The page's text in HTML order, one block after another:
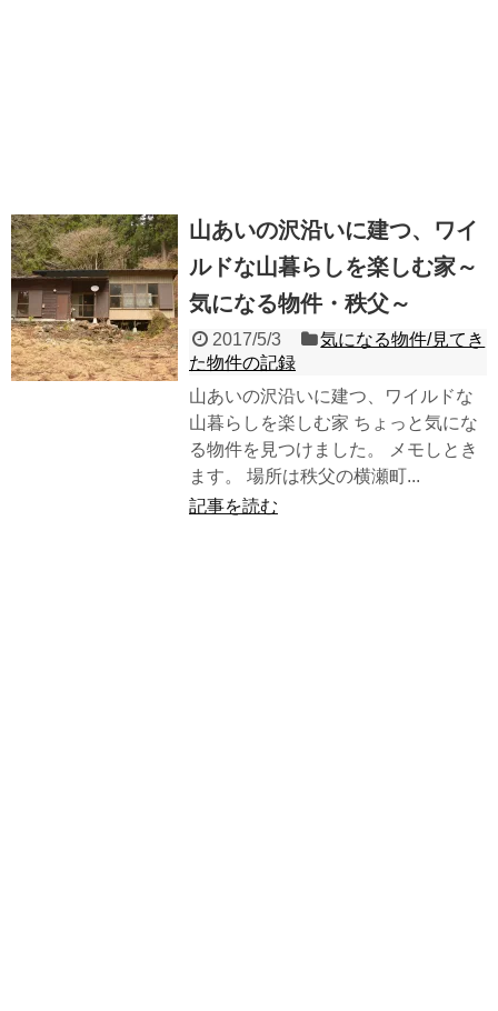
山あいの沢沿いに建つ、ワイ
ルドな山暮らしを楽しむ家～
気になる物件・秩父～
2017/5/3
気になる物件/見てき
た物件の記録
山あいの沢沿いに建つ、ワイルドな
山暮らしを楽しむ家 ちょっと気にな
る物件を見つけました。 メモしとき
ます。 場所は秩父の横瀬町...
記事を読む